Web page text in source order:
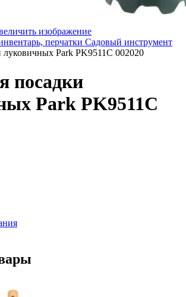
изображение
перчатки Садовый инструмент
луковичных Park PK9511C 002020
посадки
Park PK9511C